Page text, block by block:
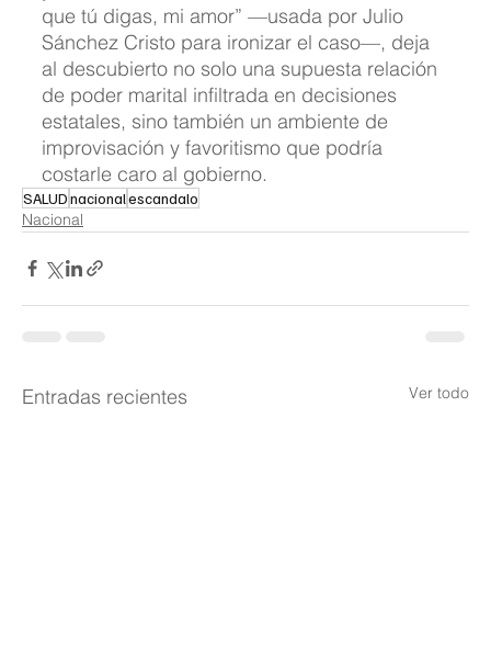
que tú digas, mi amor” —usada por Julio
Sánchez Cristo para ironizar el caso—, deja
al descubierto no solo una supuesta relación
de poder marital infiltrada en decisiones
estatales, sino también un ambiente de
improvisación y favoritismo que podría
costarle caro al gobierno.
SALUDnacionalescandalo
Nacional
Entradas recientes Ver todo